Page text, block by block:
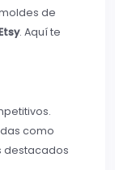
de
. Aquí te
como
destacados